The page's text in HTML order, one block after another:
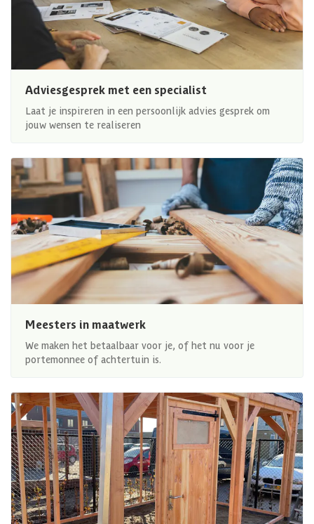
Adviesgesprek met een specialist
Laat je inspireren in een persoonlijk advies gesprek om
jouw wensen te realiseren
Meesters in maatwerk
We maken het betaalbaar voor je, of het nu voor je
portemonnee of achtertuin is.